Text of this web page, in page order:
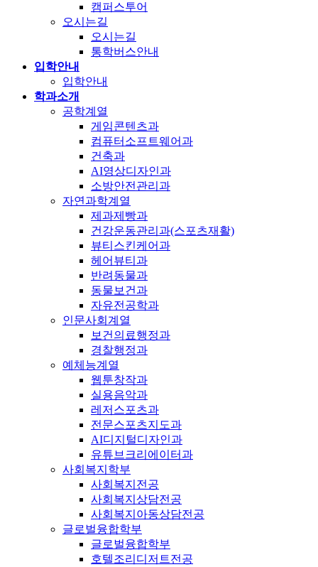
캠퍼스투어
오시는길
오시는길
통학버스안내
입학안내
입학안내
학과소개
공학계열
게임콘텐츠과
컴퓨터소프트웨어과
건축과
AI영상디자인과
소방안전관리과
자연과학계열
제과제빵과
건강운동관리과(스포츠재활)
뷰티스킨케어과
헤어뷰티과
반려동물과
동물보건과
자유전공학과
인문사회계열
보건의료행정과
경찰행정과
예체능계열
웹툰창작과
실용음악과
레저스포츠과
전문스포츠지도과
AI디지털디자인과
유튜브크리에이터과
사회복지학부
사회복지전공
사회복지상담전공
사회복지아동상담전공
글로벌융합학부
글로벌융합학부
호텔조리디저트전공